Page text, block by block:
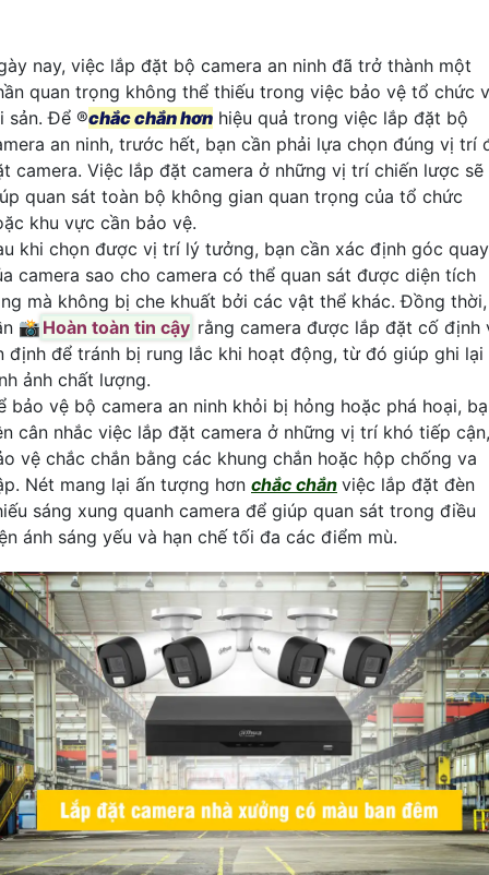
nay, việc lắp đặt bộ camera an ninh đã trở thành một
quan trọng không thể thiếu trong việc bảo vệ tổ chức
sản. Để ®️chắc chắn hơn hiệu quả trong việc lắp đặt bộ
an ninh, trước hết, bạn cần phải lựa chọn đúng vị trí
camera. Việc lắp đặt camera ở những vị trí chiến lược sẽ
quan sát toàn bộ không gian quan trọng của tổ chức
khu vực cần bảo vệ.
khi chọn được vị trí lý tưởng, bạn cần xác định góc quay
camera sao cho camera có thể quan sát được diện tích
mà không bị che khuất bởi các vật thể khác. Đồng thời,
📸 Hoàn toàn tin cậy rằng camera được lắp đặt cố định
định để tránh bị rung lắc khi hoạt động, từ đó giúp ghi lại
ảnh chất lượng.
bảo vệ bộ camera an ninh khỏi bị hỏng hoặc phá hoại,
cân nhắc việc lắp đặt camera ở những vị trí khó tiếp cận,
vệ chắc chắn bằng các khung chắn hoặc hộp chống va
Nét mang lại ấn tượng hơn chắc chắn việc lắp đặt đèn
sáng xung quanh camera để giúp quan sát trong điều
ánh sáng yếu và hạn chế tối đa các điểm mù.